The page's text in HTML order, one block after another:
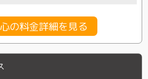
の料金詳細を見る